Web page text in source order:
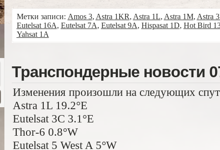
Метки записи: Amos 3, Astra 1KR, Astra 1L, Astra 1M, Astra
Eutelsat 16A, Eutelsat 7A, Eutelsat 9A, Hispasat 1D, Hot Bird
Yahsat 1A
Транспондерные новости
Изменения произошли на следующих
Astra 1L 19.2°E
Eutelsat 3C 3.1°E
Thor-6 0.8°W
Eutelsat 5 West A 5°W